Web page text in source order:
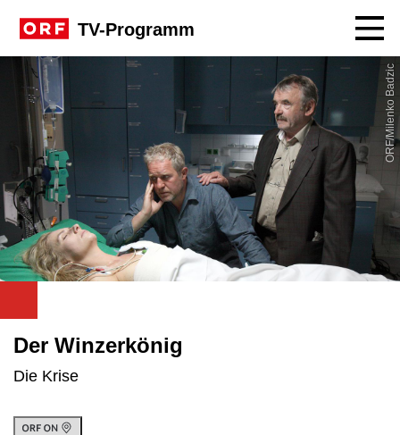
TV-Programm
ORF/Milenko Badzic
Der Winzerkönig
Die Krise